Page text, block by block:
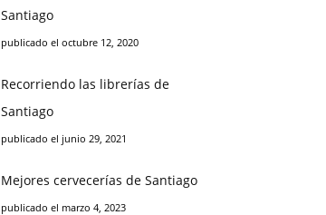
Santiago
publicado el octubre 12, 2020
Recorriendo las librerías de
Santiago
publicado el junio 29, 2021
Mejores cervecerías de Santiago
publicado el marzo 4, 2023